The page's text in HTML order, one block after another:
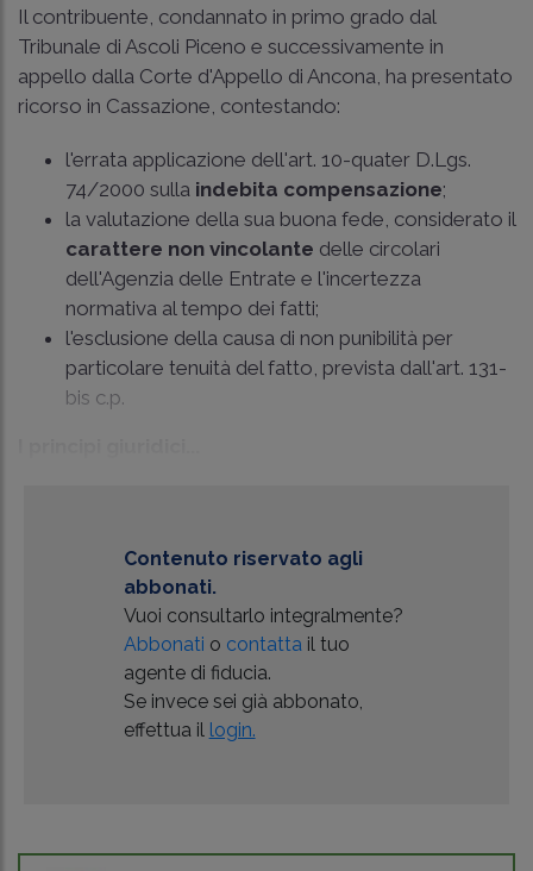
Il contribuente, condannato in primo grado dal
Tribunale di Ascoli Piceno e successivamente in
appello dalla Corte d'Appello di Ancona, ha presentato
ricorso in Cassazione, contestando:
l'errata applicazione dell'art. 10-quater D.Lgs.
74/2000 sulla indebita compensazione;
la valutazione della sua buona fede, considerato il
carattere non vincolante delle circolari
dell'Agenzia delle Entrate e l'incertezza
normativa al tempo dei fatti;
l'esclusione della causa di non punibilità per
particolare tenuità del fatto, prevista dall'art. 131-
bis c.p.
Contenuto riservato agli
abbonati.
Vuoi consultarlo integralmente?
Abbonati o contatta il tuo
agente di fiducia.
Se invece sei già abbonato,
effettua il login.